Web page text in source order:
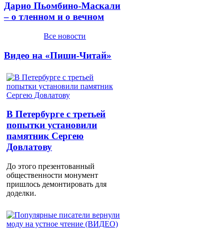
Дарио Пьомбино-Маскали
– о тленном и о вечном
Все новости
Видео на «Пиши-Читай»
В Петербурге с третьей
попытки установили
памятник Сергею
Довлатову
До этого презентованный
общественности монумент
пришлось демонтировать для
доделки.